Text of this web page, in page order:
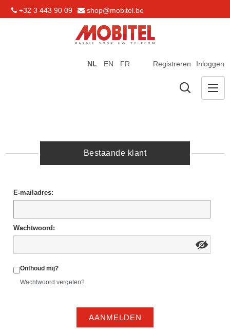
+32 3 443 90 09 shop@mobitel.be
Registreren Inloggen
NL EN FR
Bestaande klant
E-mailadres:
Wachtwoord:
Onthoud mij?
Wachtwoord vergeten?
AANMELDEN